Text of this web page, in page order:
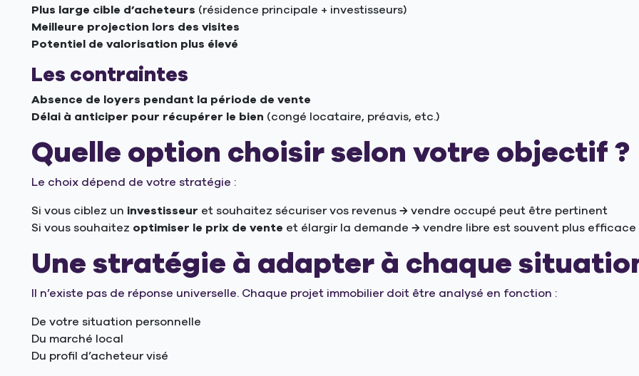
Plus large cible d’acheteurs (résidence principale + investisseurs)
Meilleure projection lors des visites
Potentiel de valorisation plus élevé
Les contraintes
Absence de loyers pendant la période de vente
Délai à anticiper pour récupérer le bien (congé locataire, préavis, etc.)
Quelle option choisir selon votre objectif ?
Le choix dépend de votre stratégie :
Si vous ciblez un investisseur et souhaitez sécuriser vos revenus → vendre occupé peut être pertinent
Si vous souhaitez optimiser le prix de vente et élargir la demande → vendre libre est souvent plus efficace
Une stratégie à adapter à chaque
Il n’existe pas de réponse universelle. Chaque projet immobilier doit être analysé en fonction :
De votre situation personnelle
Du marché local
Du profil d’acheteur visé